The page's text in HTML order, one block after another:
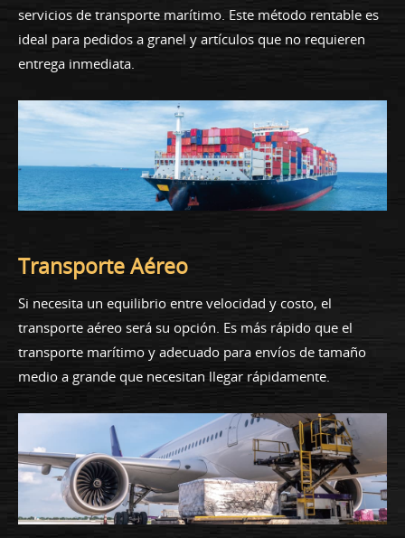
servicios de transporte marítimo. Este método rentable es
ideal para pedidos a granel y artículos que no requieren
entrega inmediata.
Transporte Aéreo
Si necesita un equilibrio entre velocidad y costo, el
transporte aéreo será su opción. Es más rápido que el
transporte marítimo y adecuado para envíos de tamaño
medio a grande que necesitan llegar rápidamente.